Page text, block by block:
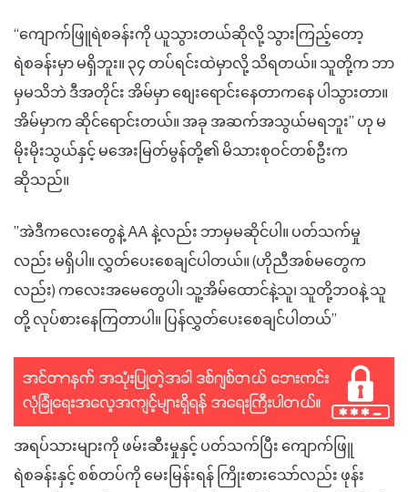
“ကျောက်ဖြူရဲစခန်းကို ယူသွားတယ်ဆိုလို့ သွားကြည့်တော့
ရဲစခန်းမှာ မရှိဘူး။ ၃၄ တပ်ရင်းထဲမှာလို့ သိရတယ်။ သူတို့က ဘာ
မှမသိဘဲ ဒီအတိုင်း အိမ်မှာ စျေးရောင်းနေတာကနေ ပါသွားတာ။
အိမ်မှာက ဆိုင်ရောင်းတယ်။ အခု အဆက်အသွယ်မရဘူး” ဟု မ
မိုးမိုးသွယ်နှင့် မအေးမြတ်မွန်တို့၏ မိသားစုဝင်တစ်ဦးက
ဆိုသည်။
”အဲဒီကလေးတွေနဲ့ AA နဲ့လည်း ဘာမှမဆိုင်ပါ။ ပတ်သက်မှု
လည်း မရှိပါ။ လွှတ်ပေးစေချင်ပါတယ်။ (ဟိုညီအစ်မတွေက
လည်း) ကလေးအမေတွေပါ၊ သူ့အိမ်ထောင်နဲ့သူ၊ သူတို့ဘဝနဲ့ သူ
တို့ လုပ်စားနေကြတာပါ။ ပြန်လွှတ်ပေးစေချင်ပါတယ်”
အရပ်သားများကို ဖမ်းဆီးမှုနှင့် ပတ်သက်ပြီး ကျောက်ဖြူ
ရဲစခန်းနှင့် စစ်တပ်ကို မေးမြန်းရန် ကြိုးစားသော်လည်း ဖုန်း